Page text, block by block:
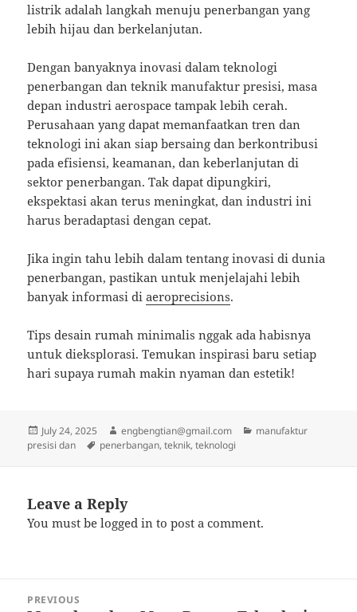
listrik adalah langkah menuju penerbangan yang
lebih hijau dan berkelanjutan.
Dengan banyaknya inovasi dalam teknologi
penerbangan dan teknik manufaktur presisi, masa
depan industri aerospace tampak lebih cerah.
Perusahaan yang dapat memanfaatkan tren dan
teknologi ini akan siap bersaing dan berkontribusi
pada efisiensi, keamanan, dan keberlanjutan di
sektor penerbangan. Tak dapat dipungkiri,
ekspektasi akan terus meningkat, dan industri ini
harus beradaptasi dengan cepat.
Jika ingin tahu lebih dalam tentang inovasi di dunia
penerbangan, pastikan untuk menjelajahi lebih
banyak informasi diaeroprecisions.
Tips desain rumah minimalis nggak ada habisnya
untuk dieksplorasi. Temukan inspirasi baru setiap
hari supaya rumah makin nyaman dan estetik!
Posted
on
July 24, 2025 Author
engbengtian@gmail.com Categories
manufaktur
presisi dan
Tags
penerbangan,teknik,teknologi
Leave a Reply
You must belogged in to post a comment.
navigation
PREVIOUS